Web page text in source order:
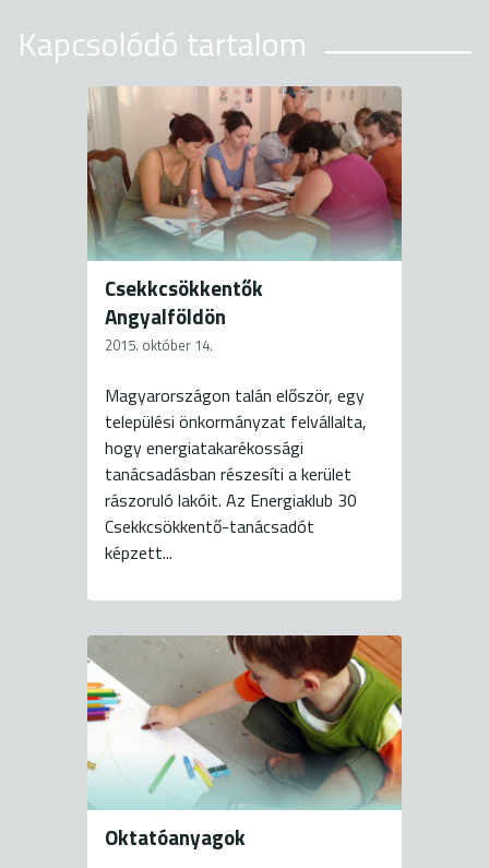
Kapcsolódó tartalom
Csekkcsökkentők
Angyalföldön
2015. október 14.
Magyarországon talán először, egy
települési önkormányzat felvállalta,
hogy energiatakarékossági
tanácsadásban részesíti a kerület
rászoruló lakóit. Az Energiaklub 30
Csekkcsökkentő-tanácsadót
képzett...
Oktatóanyagok